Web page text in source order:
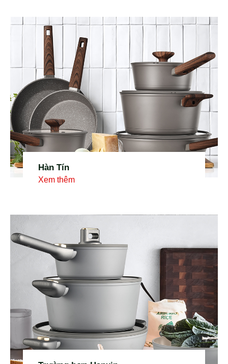
Hàn Tín
Xem thêm